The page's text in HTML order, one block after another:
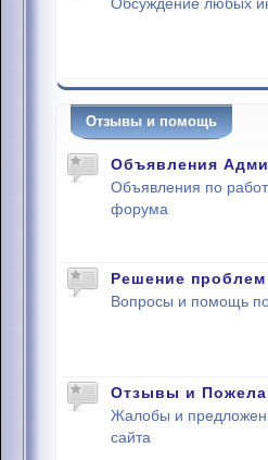
Обсуждение любых
Отзывы и помощь
Объявления
Объявления по
форума
Решение проблем
Вопросы и помощь
Отзывы и
Жалобы и
сайта